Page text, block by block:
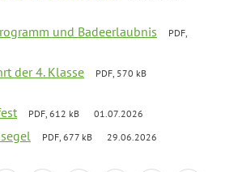
und Badeerlaubnis
PDF,
der 4. Klasse
PDF, 570 kB
PDF, 612 kB 01.07.2026
PDF, 677 kB 29.06.2026